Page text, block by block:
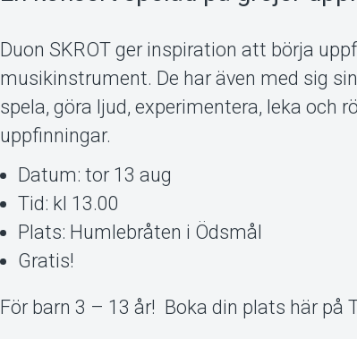
Duon SKROT ger inspiration att börja
musikinstrument. De har även med sig
spela, göra ljud, experimentera, leka och
uppfinningar.
Datum: tor 13 aug
Tid: kl 13.00
Plats: Humlebråten i Ödsmål
Gratis!
För barn 3 – 13 år! Boka din plats här på